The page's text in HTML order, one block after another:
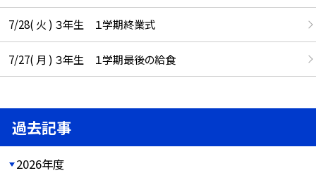
7/28( 火 ) ３年生 １学期終業式
7/27( 月 ) ３年生 １学期最後の給食
過去記事
2026年度